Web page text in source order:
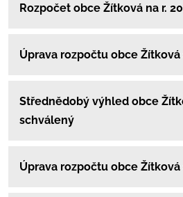
Rozpočet obce Žítková na r.
Úprava rozpočtu obce
Střednědobý výhled obce
schválený
Úprava rozpočtu obce Žítková